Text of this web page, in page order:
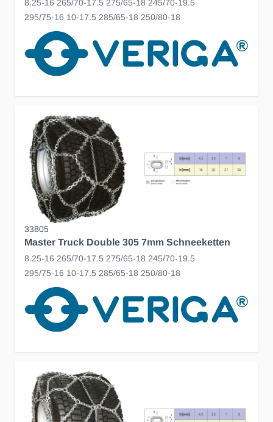
8.25-16 265/70-17.5 275/65-18 245/70-19.5
295/75-16 10-17.5 285/65-18 250/80-18
33805
Master Truck Double 305 7mm Schneeketten
8.25-16 265/70-17.5 275/65-18 245/70-19.5
295/75-16 10-17.5 285/65-18 250/80-18